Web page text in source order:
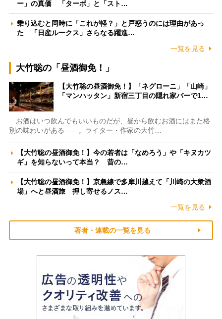
ー」の真価 「ターボ」と「スト…
乗り込むと同時に「これが軽？」と戸惑うのには理由があっ
た 「日産ルークス」さらなる躍進…
一覧を見る
大竹聡の「昼酒御免！」
【大竹聡の昼酒御免！】「ネグローニ」「山崎」
「マンハッタン」新宿三丁目の隠れ家バーで1…
お酒はいつ飲んでもいいものだが、昼から飲むお酒にはまた格
別の味わいがある――。ライター・作家の大竹…
【大竹聡の昼酒御免！】今の若者は「なめろう」や「キヌカツ
ギ」を知らないって本当？ 昔の…
【大竹聡の昼酒御免！】京急線で多摩川越えて「川崎の大衆酒
場」へと昼酒旅 押し寄せるノス…
一覧を見る
著者・連載の一覧を見る